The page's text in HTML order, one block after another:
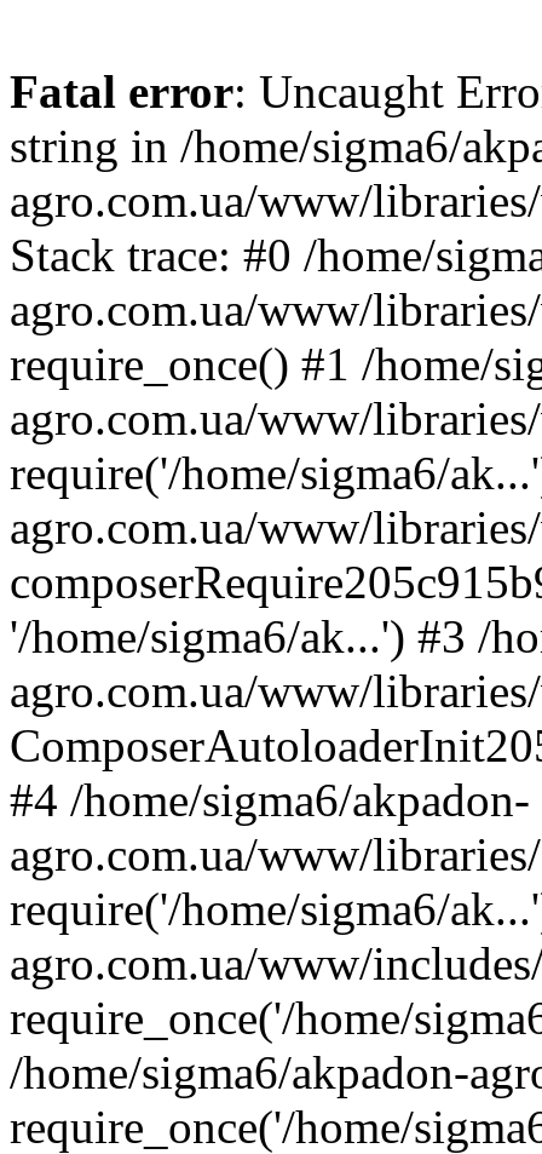
Fatal error: Uncaught
string in /home/sigma6/
agro.com.ua/www/
Stack trace: #0 /home/
agro.com.ua/www/
require_once() #1 /home/
agro.com.ua/www/
require('/home/sigma6/
agro.com.ua/www/
'/home/sigma6/ak...') #3 /
agro.com.ua/www/
#4 /home/sigma6/akpadon-
agro.com.ua/www/
require('/home/sigma6/
agro.com.ua/www/
require_once('/home/
/home/sigma6/akpadon-
require_once('/home/